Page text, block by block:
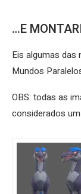
…E
Eis algumas das
Mundos
OBS: todas as
considerados